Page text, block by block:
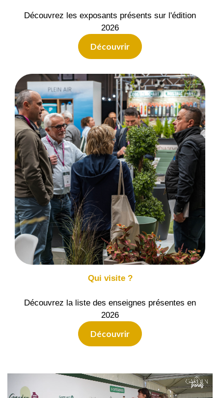
Découvrez les exposants présents sur l'édition
2026
Découvrir
Qui visite ?
Découvrez la liste des enseignes présentes en
2026
Découvrir